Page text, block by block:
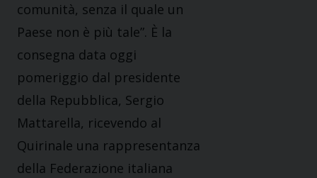
comunità, senza il quale un
Paese non è più tale”. È la
consegna data oggi
pomeriggio dal presidente
della Repubblica, Sergio
Mattarella, ricevendo al
Quirinale una rappresentanza
della Federazione italiana